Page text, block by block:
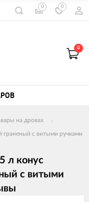
0 0
0
на дровах
граненый с витыми ручками
л конус
с витыми